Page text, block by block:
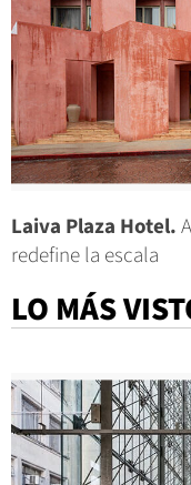
Laiva Plaza Hotel.
redefine la escala
LO MÁS